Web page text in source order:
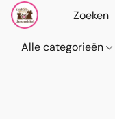
Alle categorieën